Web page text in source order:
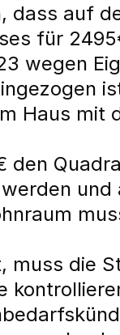
dass auf
für
wegen
Haus mit
muss die